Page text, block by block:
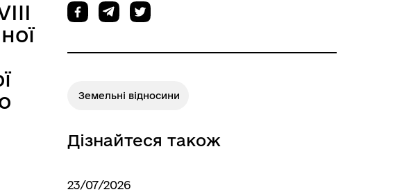
Земельні відносини
Дізнайтеся також
23/07/2026